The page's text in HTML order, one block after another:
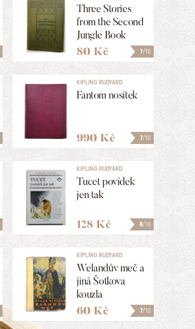
7/10
Three Stories
from the Second
Jungle Book
80 Kč
7/10
KIPLING RUDYARD
Fantom nosítek
990 Kč
8/10
KIPLING RUDYARD
Tucet povídek
jen tak
128 Kč
7/10
KIPLING RUDYARD
Welandův meč a
jiná Šotkova
kouzla
60 Kč